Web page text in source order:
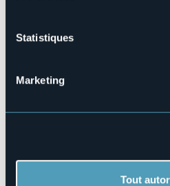
Statistiques
Marketing
Tout
Bigi e Alessandra Paoletti
Ahn Aesoon — prima
Maggiore di Verbania —
internazionali di punta:
ricerca coreografica
l’esperienza maturata
Sara Cattin, assistenza alla
In allegato il programma
Organisateur de l'événement